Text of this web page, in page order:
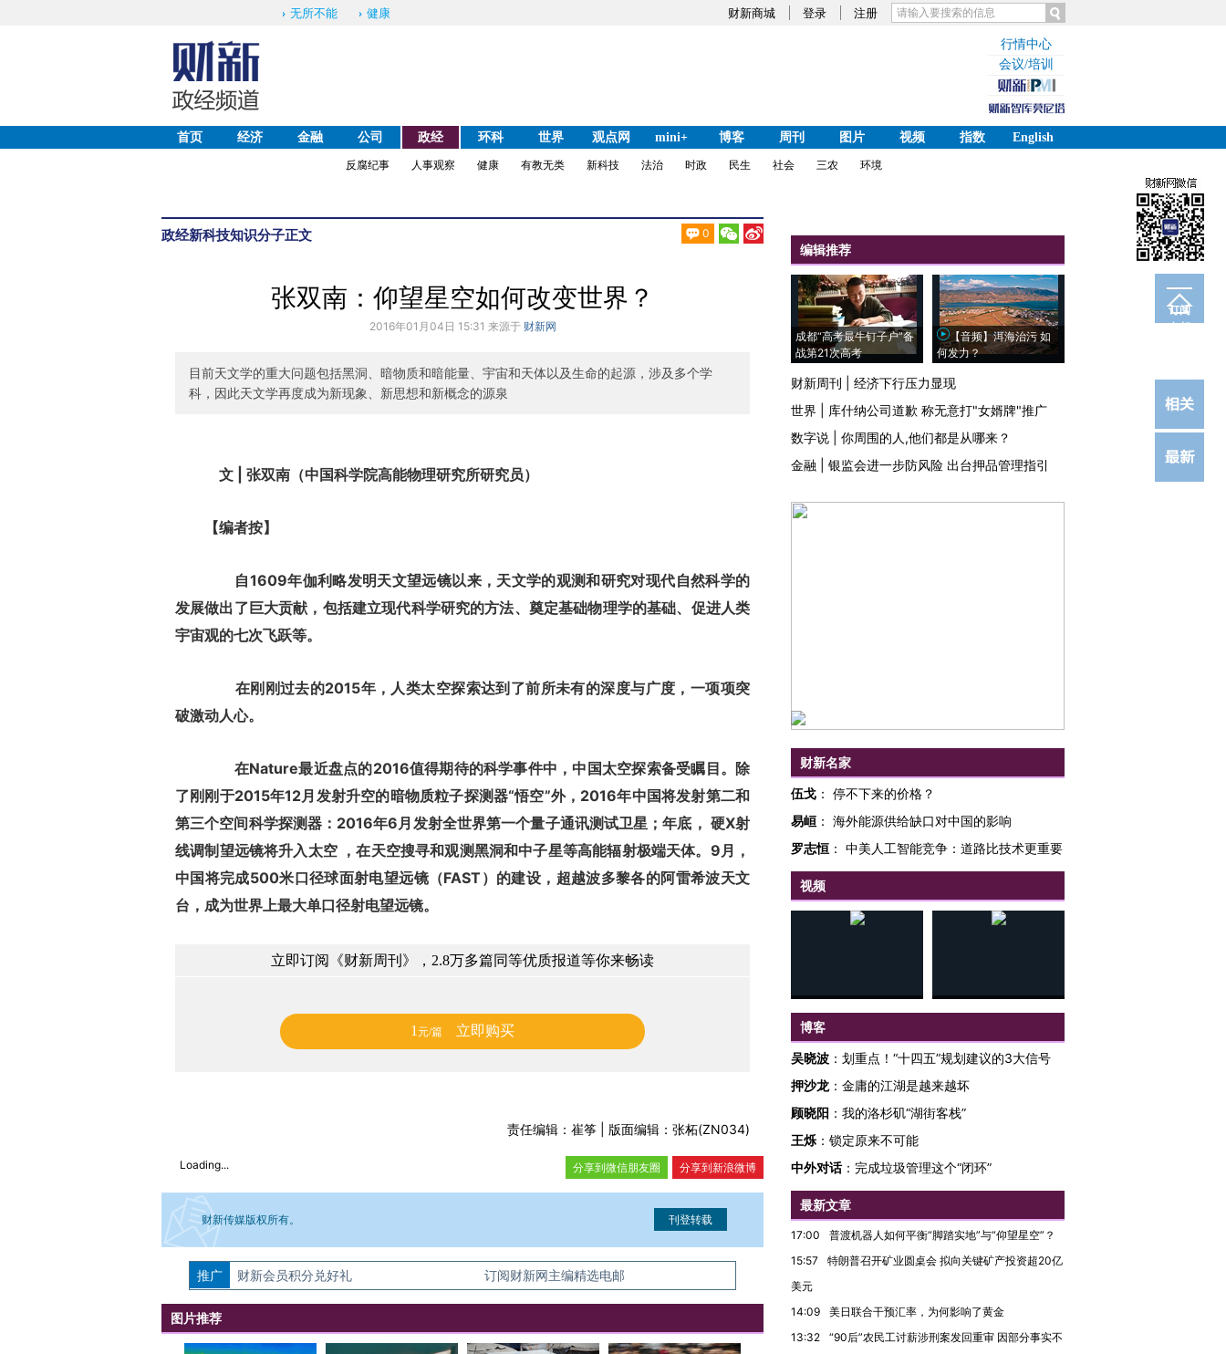
财新商城 登录 注册
无所不能 健康
行情中心
会议/培训
首页 经济 金融 公司 政经 环科 世界 观点网 mini+ 博客 周刊 图片 视频 指数
English
反腐纪事
人事观察 健康 有教无类 新科技 法治 时政 民生 社会 三农 环境
政经新科技知识分子正文 0
订阅
电邮
张双南：仰望星空如何改变世界？
2016年01月04日 15:31 来源于 财新网
目前天文学的重大问题包括黑洞、暗物质和暗能量、宇宙和天体以及生命的起源，涉及多个学
科，因此天文学再度成为新现象、新思想和新概念的源泉
文 | 张双南（中国科学院高能物理研究所研究员）
【编者按】
自1609年伽利略发明天文望远镜以来，天文学的观测和研究对现代自然科学的
发展做出了巨大贡献，包括建立现代科学研究的方法、奠定基础物理学的基础、促进人类
宇宙观的七次飞跃等。
在刚刚过去的2015年，人类太空探索达到了前所未有的深度与广度，一项项突
破激动人心。
在Nature最近盘点的2016值得期待的科学事件中，中国太空探索备受瞩目。除
了刚刚于2015年12月发射升空的暗物质粒子探测器“悟空”外，2016年中国将发射第二和
第三个空间科学探测器：2016年6月发射全世界第一个量子通讯测试卫星；年底， 硬X射
线调制望远镜将升入太空 ，在天空搜寻和观测黑洞和中子星等高能辐射极端天体。9月，
中国将完成500米口径球面射电望远镜（FAST）的建设，超越波多黎各的阿雷希波天文
台，成为世界上最大单口径射电望远镜。
立即订阅《财新周刊》，2.8万多篇同等优质报道等你来畅读
1 元/篇 立即购买
责任编辑：崔筝 | 版面编辑：张柘(ZN034)
Loading... 分享到新浪微博
分享到微信朋友圈
财新传媒版权所有。
如需刊登转载请点击右侧按钮，提交相关信息。经确认即可刊登转载。
推广 财新会员积分兑好礼 订阅财新网主编精选电邮
图片推荐
编辑推荐
成都“高考最牛钉子户”备
战第21次高考
【音频】洱海治污 如
何发力？
财新周刊
经济下行压力显现
世界
库什纳公司道歉 称无意打"女婿牌"推广
数字说
你周围的人,他们都是从哪来？
金融
银监会进一步防风险 出台押品管理指引
财新名家
伍戈 ： 停不下来的价格？
易峘 ： 海外能源供给缺口对中国的影响
罗志恒 ： 中美人工智能竞争：道路比技术更重要
视频
博客
吴晓波 ： 划重点！“十四五”规划建议的3大信号
押沙龙 ： 金庸的江湖是越来越坏
顾晓阳 ： 我的洛杉矶“湖街客栈”
王烁 ： 锁定原来不可能
中外对话： 完成垃圾管理这个“闭环”
最新文章
17:00
普渡机器人如何平衡“脚踏实地”与“仰望星空”？
15:57
特朗普召开矿业圆桌会 拟向关键矿产投资超20亿
美元
14:09
美日联合干预汇率，为何影响了黄金
13:32
“90后”农民工讨薪涉刑案发回重审 因部分事实不